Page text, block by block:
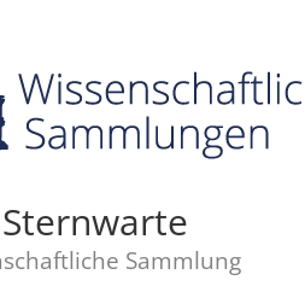
Sammlung